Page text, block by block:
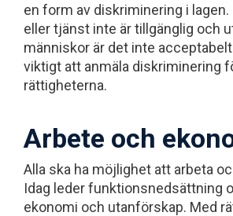
en form av diskriminering i lagen.
eller tjänst inte är tillgänglig och
människor är det inte
viktigt att anmäla diskriminering
rättigheterna.
Arbete och
Alla ska ha möjlighet att arbeta
Idag leder funktionsnedsättning
ekonomi och utanförskap. Med